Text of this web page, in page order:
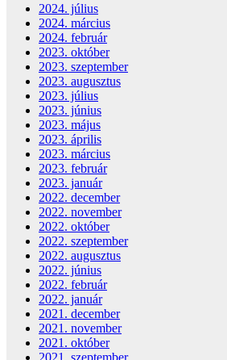
2024. július
2024. március
2024. február
2023. október
2023. szeptember
2023. augusztus
2023. július
2023. június
2023. május
2023. április
2023. március
2023. február
2023. január
2022. december
2022. november
2022. október
2022. szeptember
2022. augusztus
2022. június
2022. február
2022. január
2021. december
2021. november
2021. október
2021. szeptember